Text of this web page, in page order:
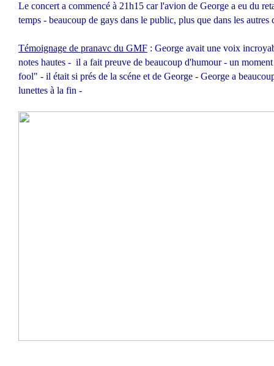
Le concert a commencé à 21h15 car l'avion de George a eu du
temps - beaucoup de gays dans le public, plus que dans les autres
Témoignage de pranavc du GMF : George avait une voix
notes hautes - il a fait preuve de beaucoup d'humour - un
fool" - il était si prés de la scéne et de George - George a
lunettes à la fin -